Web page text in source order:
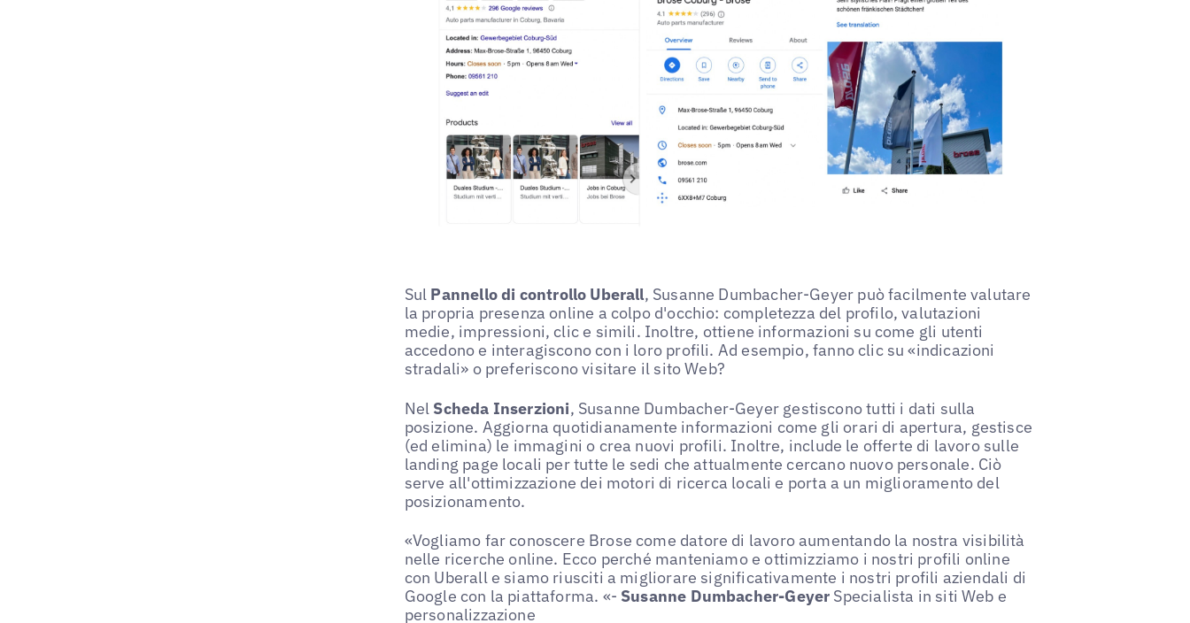
Sul Pannello di controllo Uberall, Susanne Dumbacher-Geyer può facilmente valutare
la propria presenza online a colpo d'occhio: completezza del profilo, valutazioni
medie, impressioni, clic e simili. Inoltre, ottiene informazioni su come gli utenti
accedono e interagiscono con i loro profili. Ad esempio, fanno clic su «indicazioni
stradali» o preferiscono visitare il sito Web?
Nel Scheda Inserzioni, Susanne Dumbacher-Geyer gestiscono tutti i dati sulla
posizione. Aggiorna quotidianamente informazioni come gli orari di apertura, gestisce
(ed elimina) le immagini o crea nuovi profili. Inoltre, include le offerte di lavoro sulle
landing page locali per tutte le sedi che attualmente cercano nuovo personale. Ciò
serve all'ottimizzazione dei motori di ricerca locali e porta a un miglioramento del
posizionamento.
«Vogliamo far conoscere Brose come datore di lavoro aumentando la nostra visibilità
nelle ricerche online. Ecco perché manteniamo e ottimizziamo i nostri profili online
con Uberall e siamo riusciti a migliorare significativamente i nostri profili aziendali di
Google con la piattaforma. «- Susanne Dumbacher-Geyer Specialista in siti Web e
personalizzazione